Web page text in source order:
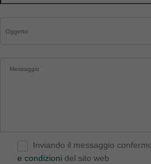
Inviando il messaggio
e condizioni del sito web